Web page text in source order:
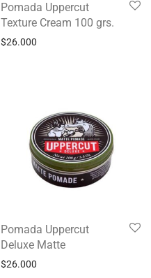
Pomada Uppercut
Texture Cream 100 grs.
$26.000
Pomada Uppercut
Deluxe Matte
$26.000